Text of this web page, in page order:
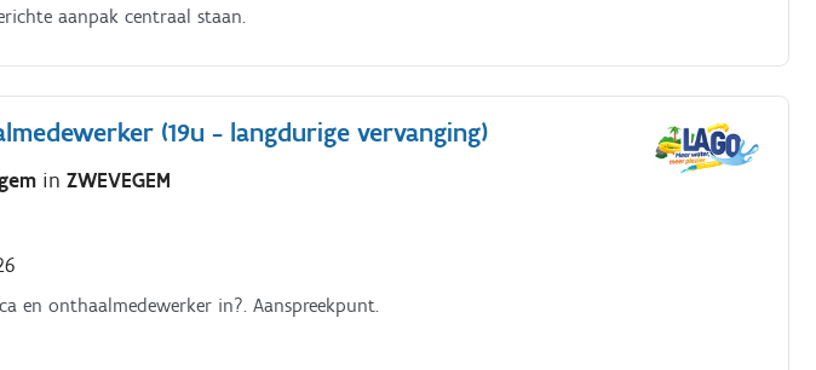
aanpak centraal staan.
(19u - langdurige vervanging)
inZWEVEGEM
en onthaalmedewerker in?. Aanspreekpunt.